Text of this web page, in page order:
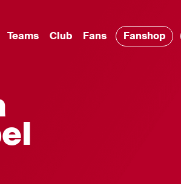
Teams Club Fans Fanshop